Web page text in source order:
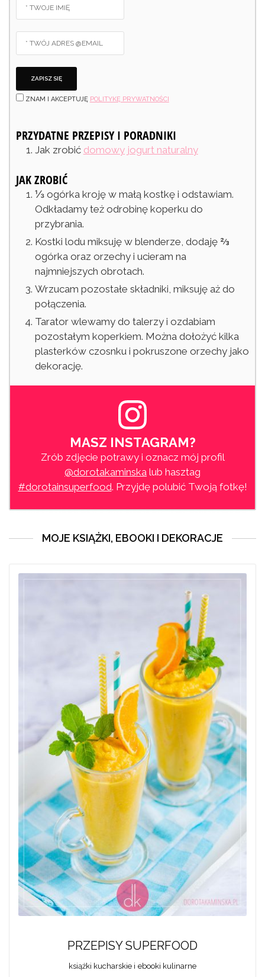
ZNAM I AKCEPTUJĘ POLITYKĘ PRYWATNOŚCI
PRZYDATNE PRZEPISY I PORADNIKI
Jak zrobić domowy jogurt naturalny
JAK ZROBIĆ
⅓ ogórka kroję w małą kostkę i odstawiam.
Odkładamy też odrobinę koperku do
przybrania.
Kostki lodu miksuję w blenderze, dodaję ⅔
ogórka oraz orzechy i ucieram na
najmniejszych obrotach.
Wrzucam pozostałe składniki, miksuję aż do
połączenia.
Tarator wlewamy do talerzy i ozdabiam
pozostałym koperkiem. Można dołożyć kilka
plasterków czosnku i pokruszone orzechy jako
dekorację.
MASZ INSTAGRAM?
Zrób zdjęcie potrawy i oznacz mój profil
@dorotakaminska lub hasztag
#dorotainsuperfood. Przyjdę polubić Twoją fotkę!
MOJE KSIĄŻKI, EBOOKI I DEKORACJE
PRZEPISY SUPERFOOD
książki kucharskie i ebooki kulinarne